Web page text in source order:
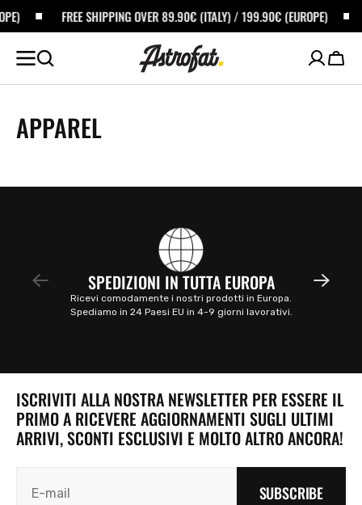
AL
FREE SHIPPING OVER 89.90€ (ITALY) / 199.90€ (EUROPE)
APPAREL
SPEDIZIONI IN TUTTA EUROPA
Ricevi comodamente i nostri prodotti in Europa.
Spediamo in 24 Paesi EU in 4-9 giorni lavorativi.
ISCRIVITI ALLA NOSTRA NEWSLETTER PER ESSERE IL
PRIMO A RICEVERE AGGIORNAMENTI SUGLI ULTIMI
ARRIVI, SCONTI ESCLUSIVI E MOLTO ALTRO ANCORA!
SUBSCRIBE